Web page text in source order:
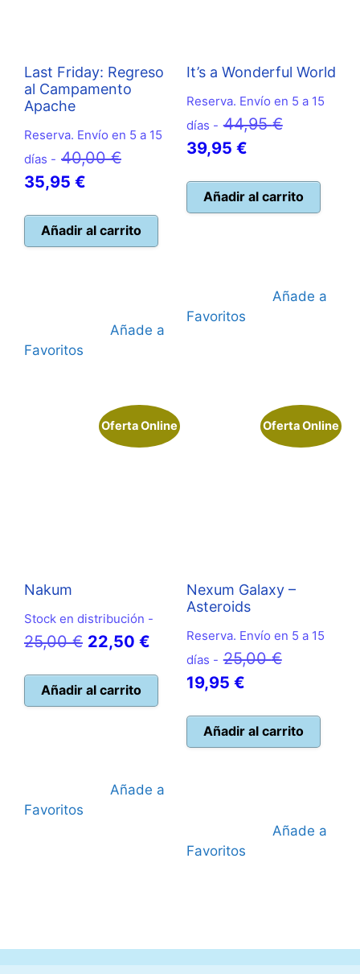
Last Friday: Regreso
al Campamento
Apache
Reserva. Envío en 5 a 15
días - 40,00€El
era:
40,00 €.
35,95 €
actual
es:
Añadir al carrito
Añade a
Favoritos
It’s a Wonderful World
Reserva. Envío en 5 a 15
días - 44,95€El
era:
44,95 €.
39,95 €El
actual
es:
Añadir al carrito
Añade a
Favoritos
Oferta Online
Nakum
Stock en distribución -
25,00€ El
original
era:
22,50 €
precio
actual
es:
22,50 €.
Añadir al carrito
Añade a
Favoritos
Oferta Online
Nexum Galaxy –
Asteroids
Reserva. Envío en 5 a 15
días - 25,00€El
era:
25,00 €.
19,95 €El
actual
es:
Añadir al carrito
Añade a
Favoritos